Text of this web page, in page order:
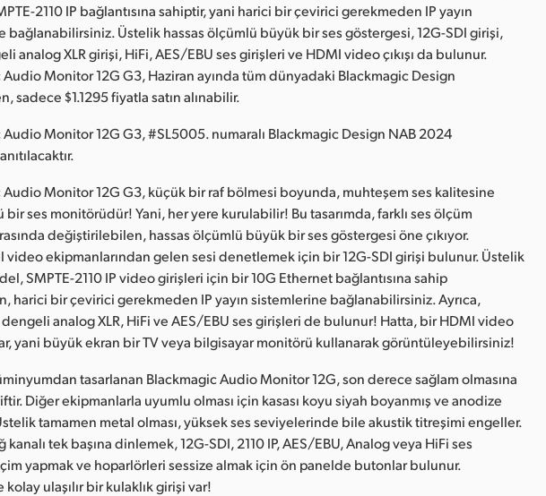
2110 IP bağlantısına sahiptir, yani harici bir çevirici gerekmeden IP yayın
bağlanabilirsiniz. Üstelik hassas ölçümlü büyük bir ses göstergesi, 12G-SDI girişi,
analog XLR girişi, HiFi, AES/EBU ses girişleri ve HDMI video çıkışı da bulunur.
Monitor 12G G3, Haziran ayında tüm dünyadaki Blackmagic Design
sadece $1.1295 fiyatla satın alınabilir.
Monitor 12G G3, #SL5005. numaralı Blackmagic Design NAB 2024
Audio Monitor 12G G3, küçük bir raf bölmesi boyunda, muhteşem ses kalitesine
bir ses monitörüdür! Yani, her yere kurulabilir! Bu tasarımda, farklı ses ölçüm
değiştirilebilen, hassas ölçümlü büyük bir ses göstergesi öne çıkıyor.
video ekipmanlarından gelen sesi denetlemek için bir 12G-SDI girişi bulunur. Üstelik
SMPTE-2110 IP video girişleri için bir 10G Ethernet bağlantısına sahip
harici bir çevirici gerekmeden IP yayın sistemlerine bağlanabilirsiniz. Ayrıca,
analog XLR, HiFi ve AES/EBU ses girişleri de bulunur! Hatta, bir HDMI video
yani büyük ekran bir TV veya bilgisayar monitörü kullanarak görüntüleyebilirsiniz!
tasarlanan Blackmagic Audio Monitor 12G, son derece sağlam olmasına
Diğer ekipmanlarla uyumlu olması için kasası koyu siyah boyanmış ve anodize
tamamen metal olması, yüksek ses seviyelerinde bile akustik titreşimi engeller.
kanalı tek başına dinlemek, 12G-SDI, 2110 IP, AES/EBU, Analog veya HiFi ses
yapmak ve hoparlörleri sessize almak için ön panelde butonlar bulunur.
ulaşılır bir kulaklık girişi var!